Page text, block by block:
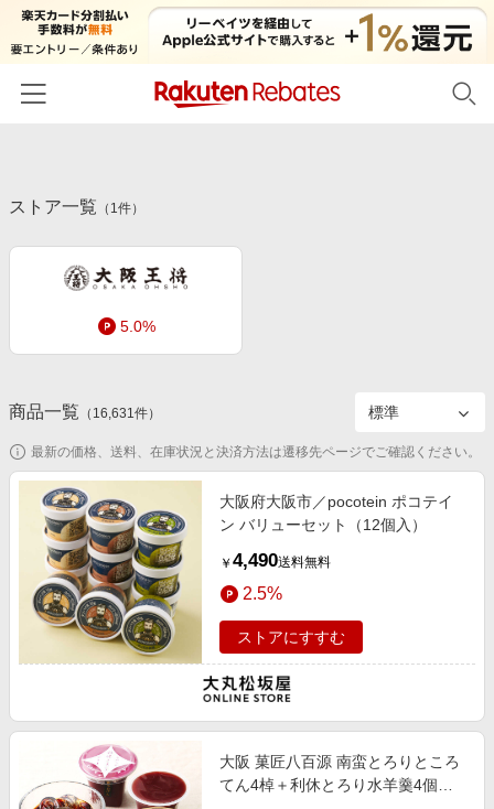
カテゴリー一覧
百貨店・総合ECモール
ファッション・インナー・小物
食品・スイーツ・お酒
家電・PC・スマホ・カメラ
エンタメ
スポーツ・アウトドア・ゴルフ
インテリア・寝具
ペット・花・DIY・車
旅行・レジャー・ホテル予約
金融・マネー・保険
デジタルコンテンツ
ビジネス・その他サービス
初回購入者限定特典
新着ストアのご紹介
電子書籍特集
楽天ペイ導入ストア
楽天サービス特集
旅行特集
わくわく夏特集
とことん買い物チャレンジ
Apple公式サイト×楽天カード分割払い
Samsung ボーナスキャンペーン
週末の高還元 夏の長期版
友達紹介
楽天IDでログイン/会員登録
ストア一覧 （ 1件）
5.0%
商品一覧 （ 16,631件）
最新の価格、送料、在庫状況と決済方法は遷移先ページでご確認ください。
大阪府大阪市／pocotein ポコテイ
ン バリューセット（12個入）
￥ 4,490送料無料
2.5%
ストアにすすむ
大阪 菓匠八百源 南蛮とろりところ
てん4棹＋利休とろり水羊羹4個詰